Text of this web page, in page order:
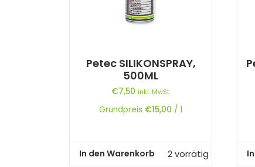
Petec SILIKONSPRAY,
500ML
€7,50 inkl. MwSt.
Grundpreis €15,00 /l
In den Warenkorb 2 vorrätig